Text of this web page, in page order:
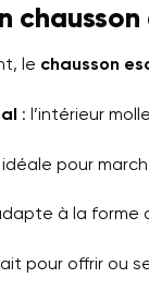
le chausson
: l’intérieur
idéale pour
à la
pour offrir ou